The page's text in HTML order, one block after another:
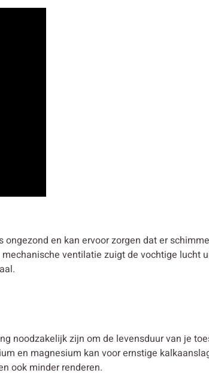
en kan ervoor zorgen dat er
ventilatie zuigt de vochtige lucht
noodzakelijk zijn om de levensduur van je
en magnesium kan voor ernstige
ook minder renderen.